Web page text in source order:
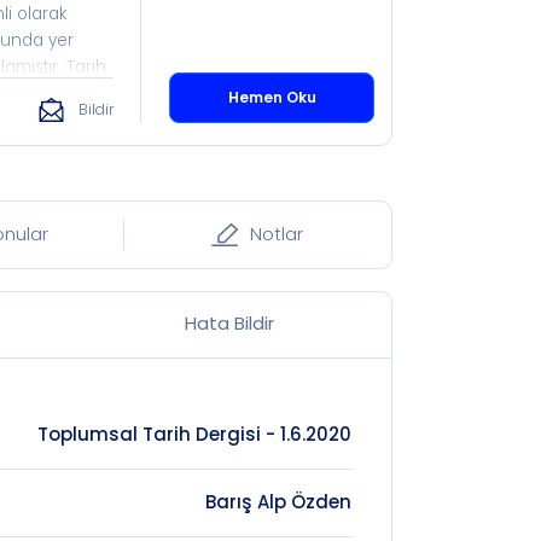
olarak
yer
Tarih
Tarih,
çatısı
eşit
neticesinde,
ve tam
Bildir
Hemen Oku
Notlar
Hata Bildir
Toplumsal Tarih Dergisi - 1.6.2020
Barış Alp Özden